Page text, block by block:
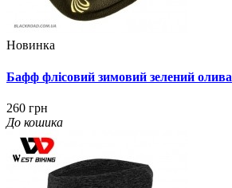
Новинка
Бафф флісовий зимовий зелений олива
260 грн
До кошика